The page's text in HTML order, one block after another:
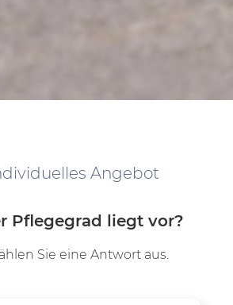
Angebot
Pflegegrad liegt vor?
Sie eine Antwort aus.